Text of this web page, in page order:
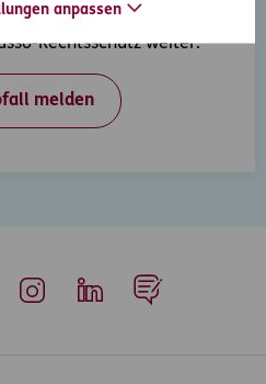
anpassen
geraten, hilft
Rechtsschutz weiter.
melden